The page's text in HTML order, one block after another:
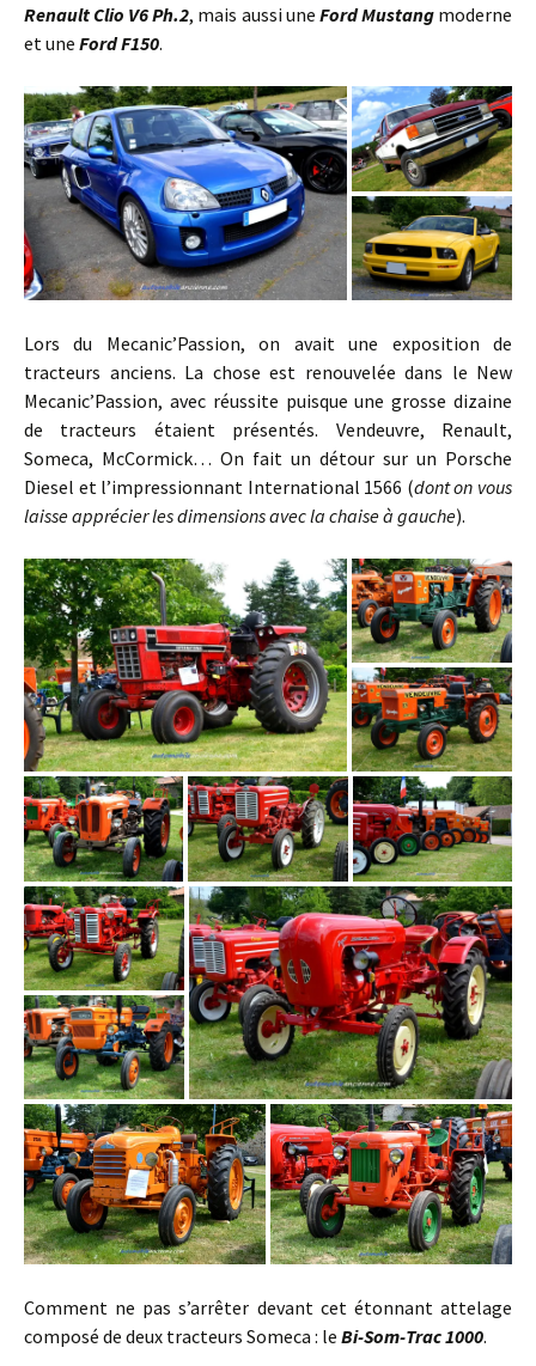
Renault Clio V6 Ph.2, mais aussi une Ford Mustangmoderne
et une Ford F150.
Lors du Mecanic’Passion, on avait une exposition de
tracteurs anciens. La chose est renouvelée dans le New
Mecanic’Passion, avec réussite puisque une grosse dizaine
de tracteurs étaient présentés. Vendeuvre, Renault,
Someca, McCormick… On fait un détour sur un Porsche
Diesel et l’impressionnant International 1566 (dont on vous
laisse apprécier les dimensions avec la chaise à gauche).
Comment ne pas s’arrêter devant cet étonnant attelage
composé de deux tracteurs Someca : le Bi-Som-Trac 1000.